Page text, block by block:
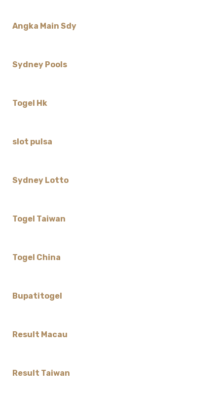
Angka Main Sdy
Sydney Pools
Togel Hk
slot pulsa
Sydney Lotto
Togel Taiwan
Togel China
Bupatitogel
Result Macau
Result Taiwan